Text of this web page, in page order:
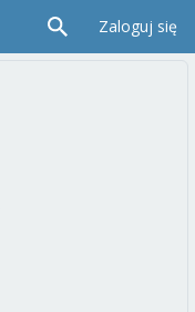
Zaloguj się